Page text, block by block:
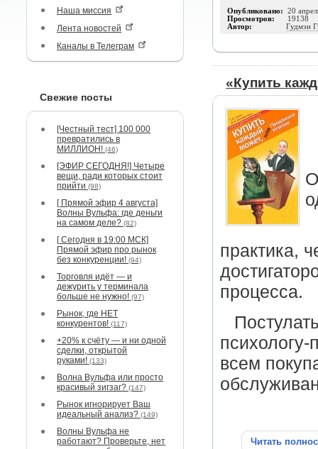
Наша миссия
Лента новостей
Каналы в Телеграм
Свежие посты
[Честный тест] 100 000
превратились в
МИЛЛИОН! (46)
[ЭФИР СЕГОДНЯ!] Четыре
вещи, ради которых стоит
прийти (98)
[ Прямой эфир 4 августа]
Волны Вульфа: где деньги
на самом деле? (82)
[ Сегодня в 19:00 МСК]
Прямой эфир про рынок
без конкуренции! (94)
Торговля идёт — и
дежурить у терминала
больше не нужно! (97)
Рынок, где НЕТ
конкурентов! (117)
+20% к счёту — и ни одной
сделки, открытой
руками! (133)
Волна Вульфа или просто
красивый зигзаг? (147)
Рынок игнорирует Ваш
идеальный анализ? (149)
Волны Вульфа не
работают? Проверьте, нет
Опубликовано: 20
Просмотров: 19138
Автор: Гудмэн
«Купить
практика,
процесса.
всем
Читать